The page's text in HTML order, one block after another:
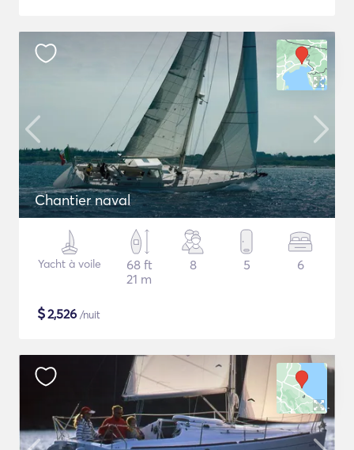
Chantier naval
Yacht à voile
68 ft
21 m
8 5 6
$2,526 /nuit